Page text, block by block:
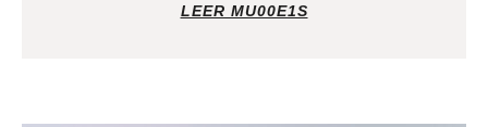
LEER MU00E1S